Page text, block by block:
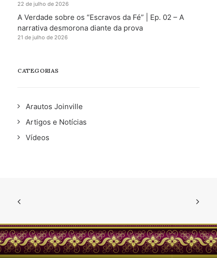
22 de julho de 2026
A Verdade sobre os “Escravos da Fé” | Ep. 02 – A
narrativa desmorona diante da prova
21 de julho de 2026
CATEGORIAS
Arautos Joinville
Artigos e Notícias
Vídeos